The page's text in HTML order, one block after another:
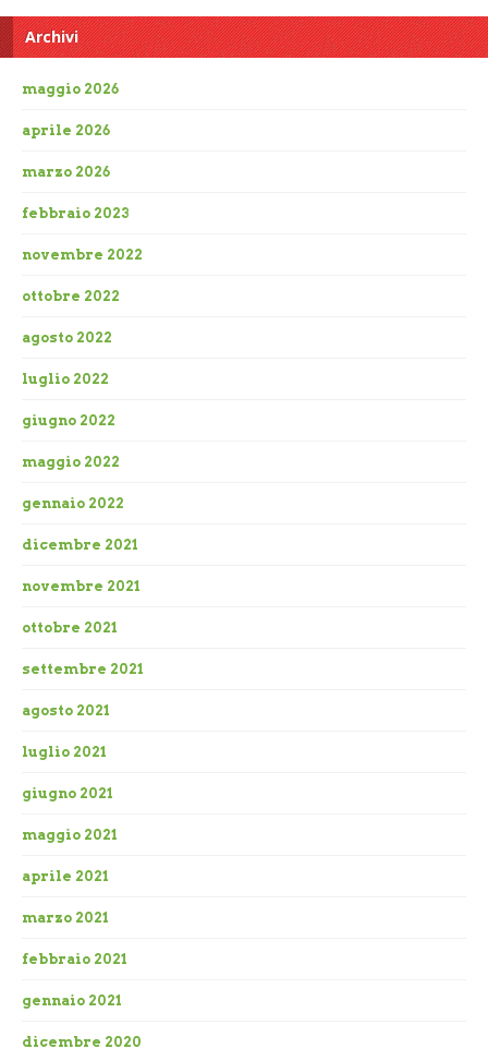
Archivi
maggio 2026
aprile 2026
marzo 2026
febbraio 2023
novembre 2022
ottobre 2022
agosto 2022
luglio 2022
giugno 2022
maggio 2022
gennaio 2022
dicembre 2021
novembre 2021
ottobre 2021
settembre 2021
agosto 2021
luglio 2021
giugno 2021
maggio 2021
aprile 2021
marzo 2021
febbraio 2021
gennaio 2021
dicembre 2020